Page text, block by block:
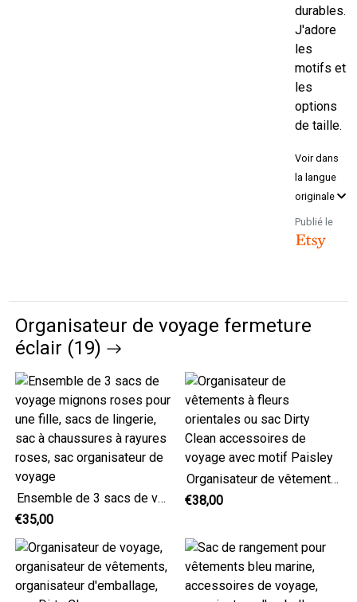
durables.
J'adore
les
motifs et
les
options
de taille.
Voir dans
la langue
originale
Publié le
Organisateur de voyage fermeture
éclair (19)
Ensemble de 3 sacs de voyage mignons roses pour une fille, sacs de lingerie, sac à chaussures à rayures roses, sac organisateur de voyage
€35,00
Organisateur de vêtements à fleurs orientales ou sac Dirty Clean accessoires de voyage avec motif Paisley
€38,00